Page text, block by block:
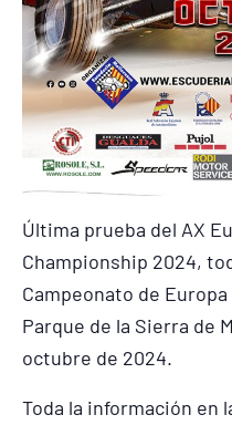
Última prueba del AX
Championship 2024,
Campeonato de
Parque de la Sierra de
octubre de 2024.
Toda la información en